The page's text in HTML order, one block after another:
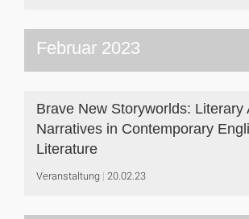
Februar 2023
Brave New Storyworlds: Literary
Narratives in Contemporary
Literature
Veranstaltung 20.02.23